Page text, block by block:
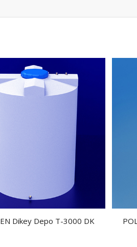
Dikey Depo T-3000 DK